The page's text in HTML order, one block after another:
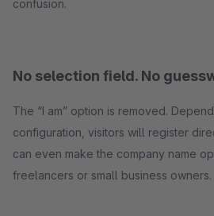
confusion.
No selection field. No
The “I am” option is removed.
configuration, visitors will register
can even make the company name
freelancers or small business owners.